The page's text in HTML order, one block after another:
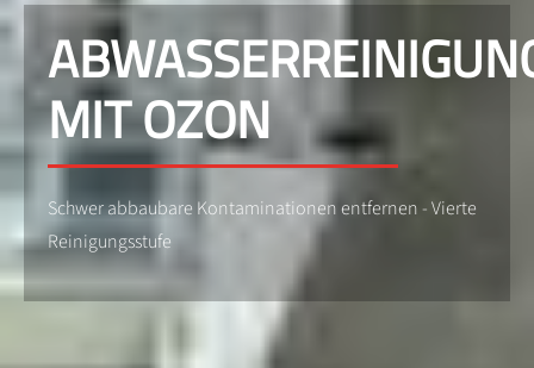
MIT OZON
Schwer abbaubare Kontaminationen entfernen - Vierte
Reinigungsstufe